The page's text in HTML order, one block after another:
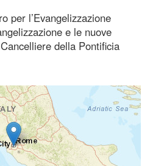
per l’Evangelizzazione
e le nuove
della Pontificia